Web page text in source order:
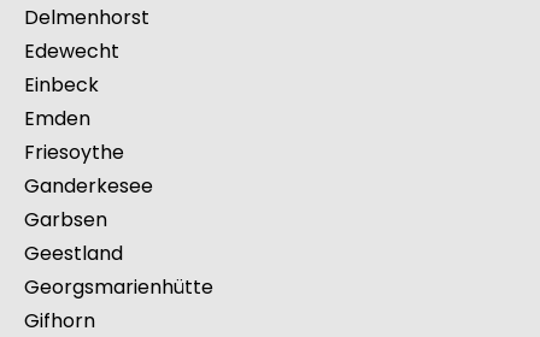
Delmenhorst
Edewecht
Einbeck
Emden
Friesoythe
Ganderkesee
Garbsen
Geestland
Georgsmarienhütte
Gifhorn